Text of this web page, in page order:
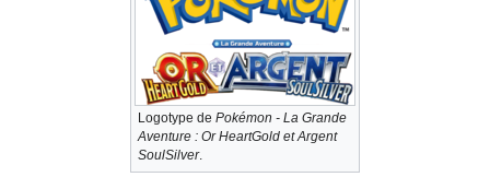
Logotype de Pokémon - La Grande
Aventure : Or HeartGold et Argent
SoulSilver.